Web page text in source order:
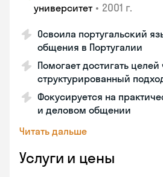
университет • 2001 г.
Освоила португальский
общения в Португалии
Помогает достигать целей
структурированный
Фокусируется на
и деловом общении
Читать дальше
Услуги и цены